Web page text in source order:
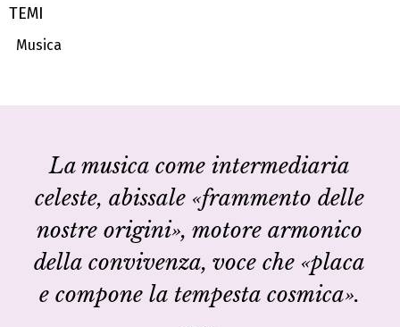
TEMI
Musica
La musica come intermediaria
celeste, abissale «frammento delle
nostre origini», motore armonico
della convivenza, voce che «placa
e compone la tempesta cosmica».